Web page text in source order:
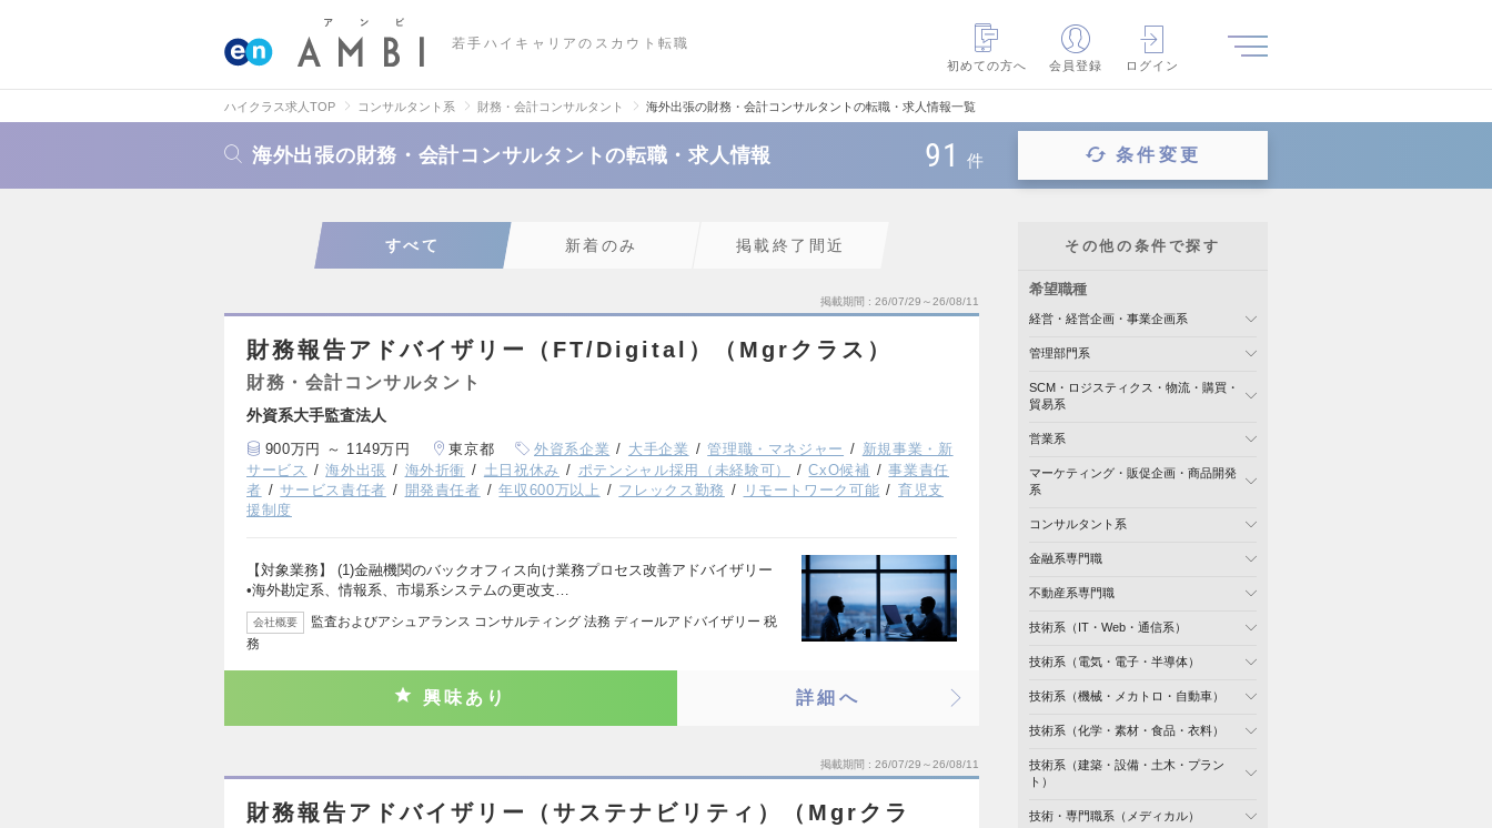
若手ハイキャリアのスカウト転職
初めての方へ
会員登録 ログイン
ハイクラス求人TOP コンサルタント系 財務・会計コンサルタント 海外出張の財務・会計コンサルタントの転職・求人情報一覧
海外出張の財務・会計コンサルタントの転職・求人情報 91 件 条件変更
すべて 新着のみ 掲載終了間近
掲載期間 26/07/29～26/08/11
財務報告アドバイザリー（FT/Digital）（Mgrクラス）
財務・会計コンサルタント
外資系大手監査法人
900万円 ～ 1149万円 東京都 外資系企業 大手企業 管理職・マネジャー
新規事業・新
サービス
海外出張 海外折衝 土日祝休み ポテンシャル採用（未経験可） CxO候補
事業責任
者
サービス責任者 開発責任者 年収600万以上 フレックス勤務 リモートワーク可能
育児支
援制度
【対象業務】 (1)金融機関のバックオフィス向け業務プロセス改善アドバイザリー
•海外勘定系、情報系、市場系システムの更改支…
会社概要
監査およびアシュアランス コンサルティング 法務 ディールアドバイザリー 税
務
興味あり 詳細へ
掲載期間 26/07/29～26/08/11
財務報告アドバイザリー（サステナビリティ）（Mgrクラ
その他の条件で探す
希望職種
経営・経営企画・事業企画系
管理部門系
SCM・ロジスティクス・物流・購買・
貿易系
営業系
マーケティング・販促企画・商品開発
系
コンサルタント系
金融系専門職
不動産系専門職
技術系（IT・Web・通信系）
技術系（電気・電子・半導体）
技術系（機械・メカトロ・自動車）
技術系（化学・素材・食品・衣料）
技術系（建築・設備・土木・プラン
ト）
技術・専門職系（メディカル）